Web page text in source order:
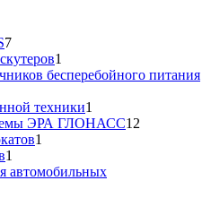
77
товаров1
товар
бесперебойного питания
техники1
товар
ЭРА ГЛОНАСС12
1
1
товар
автомобильных